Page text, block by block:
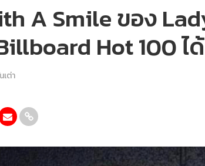
A Smile ของ
Hot 100 ไ
ต่า